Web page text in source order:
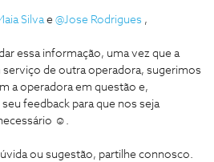
Silvae @Jose Rodrigues ,
essa informação, uma vez que a
serviço de outra operadora, sugerimos
a operadora em questão e,
feedback para que nos seja
☺️.
ou sugestão, partilhe connosco.